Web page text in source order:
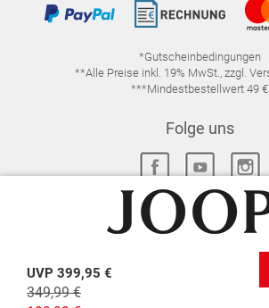
UVP 399,95 €
349,99 €
*Gutscheinbedingungen
**Alle Preise inkl. 19% MwSt., zzgl.
***Mindestbestellwert 49 €
Folge uns
DATENSCHUTZ-EINSTELLUNGEN